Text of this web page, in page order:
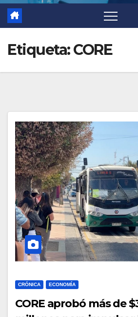
Etiqueta:CORE
CRÓNICA ECONOMÍA
CORE aprobó más de